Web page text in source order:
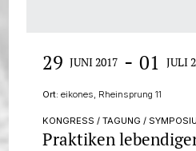
29 JUNI 2017 - 01 JULI
Ort: eikones, Rheinsprung 11
KONGRESS / TAGUNG /
Praktiken